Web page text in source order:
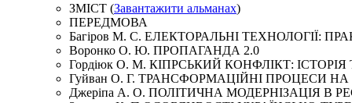
ЗМІСТ (Завантажити альманах)
ПЕРЕДМОВА
Багіров М. С. ЕЛЕКТОРАЛЬНІ ТЕХНОЛОГІЇ:
Воронко О. Ю. ПРОПАГАНДА 2.0
Гордіюк О. М. КІПРСЬКИЙ КОНФЛІКТ:
Гуйван О. Г. ТРАНСФОРМАЦІЙНІ ПРОЦЕСИ НА
Джеріпа А. О. ПОЛІТИЧНА МОДЕРНІЗАЦІЯ В